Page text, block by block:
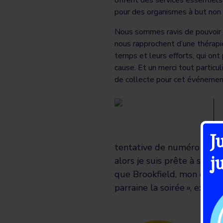
pour des organismes à but
Nous sommes ravis de
nous rapprochent d’une
temps et leurs efforts, qui ont
cause. Et un merci tout
de collecte pour cet
tentative de numéro
alors je suis prête à sortir
que Brookfield, mon
parraine la soirée »,